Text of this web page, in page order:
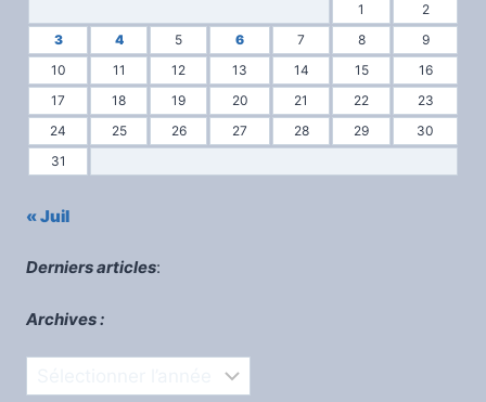
1
2
3
4 5 6 7 8
9
10
11 12 13 14 15
16
17
18 19 20 21 22
23
24
25 26 27 28 29
30
31
« Juil
Derniers articles:
Archives :